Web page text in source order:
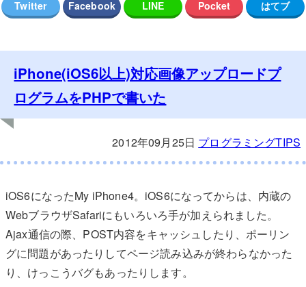
iPhone(iOS6以上)対応画像アップロードプ
ログラムをPHPで書いた
2012年09月25日 プログラミングTIPS
iOS6になったMy iPhone4。iOS6になってからは、内蔵の
WebブラウザSafariにもいろいろ手が加えられました。
Ajax通信の際、POST内容をキャッシュしたり、ポーリン
グに問題があったりしてページ読み込みが終わらなかった
り、けっこうバグもあったりします。